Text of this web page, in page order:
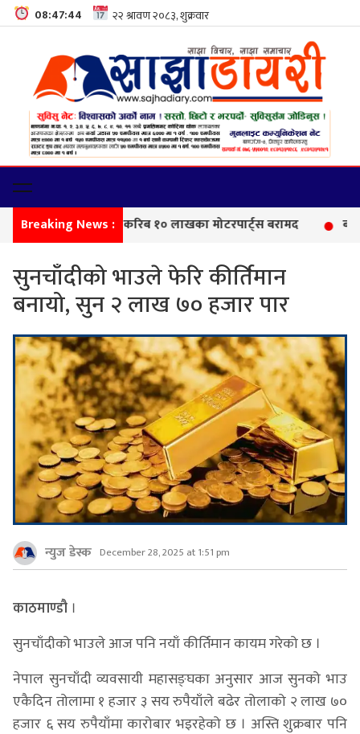
08:47:45
Breaking News :
सुनचाँदीको भाउले फेरि कीर्तिमान
बनायो, सुन २ लाख ७० हजार पार
न्युज डेस्क December 28, 2025 at 1:51 pm
काठमाण्डौ ।
सुनचाँदीको भाउले आज पनि नयाँ कीर्तिमान कायम गरेको छ ।
नेपाल सुनचाँदी व्यवसायी महासङ्घका अनुसार आज सुनको भाउ
एकैदिन तोलामा १ हजार ३ सय रुपैयाँले बढेर तोलाको २ लाख ७०
हजार ६ सय रुपैयाँमा कारोबार भइरहेको छ । अस्ति शुक्रबार पनि